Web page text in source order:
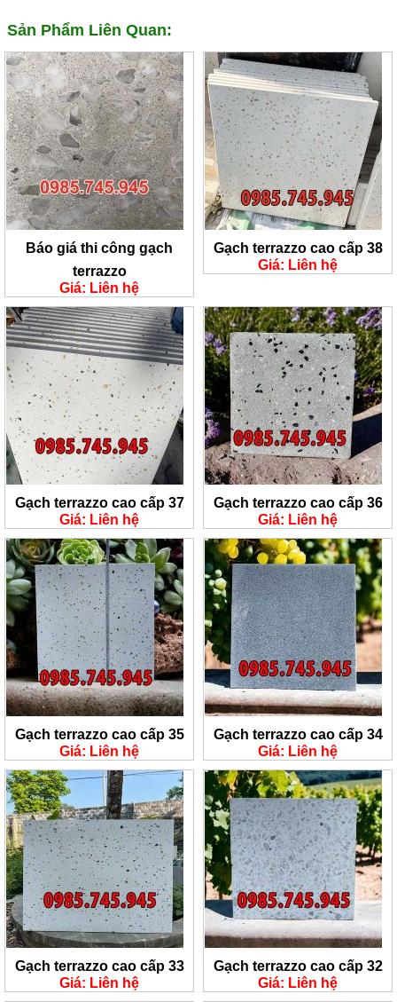
Sản Phẩm Liên Quan:
Báo giá thi công gạch
terrazzo
Giá: Liên hệ
Gạch terrazzo cao cấp 38
Giá: Liên hệ
Gạch terrazzo cao cấp 37
Giá: Liên hệ
Gạch terrazzo cao cấp 36
Giá: Liên hệ
Gạch terrazzo cao cấp 35
Giá: Liên hệ
Gạch terrazzo cao cấp 34
Giá: Liên hệ
Gạch terrazzo cao cấp 33
Giá: Liên hệ
Gạch terrazzo cao cấp 32
Giá: Liên hệ